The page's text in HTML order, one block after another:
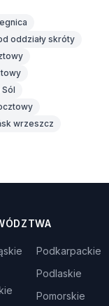
oddziały skróty
wrzeszcz
Podkarpackie
Podlaskie
Pomorskie